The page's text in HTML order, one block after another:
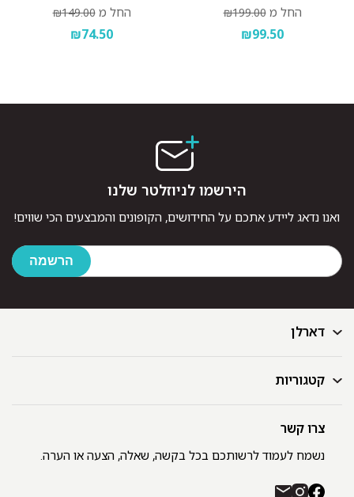
החל מ ₪199.00
₪99.50
החל מ ₪149.00
₪74.50
דארלן
דף הבית
GIFT CARD
רשימת חנויות
קטגוריות
מצעים
מגבות
צרו קשר
נשמח לעמוד לרשותכם בכל בקשה, שאלה, הצעה או הערה.
הירשמו לניוזלטר שלנו
ואנו נדאג ליידע אתכם על החידושים, הקופונים והמבצעים הכי שווים!